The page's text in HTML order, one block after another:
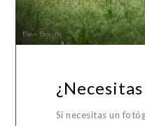
Si necesitas un